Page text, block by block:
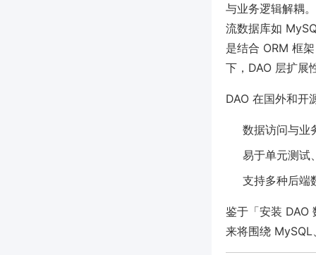
与业务逻辑解耦
流数据库如
是结合 ORM 框
下，DAO 层扩展
DAO 在国外和开
数据访问与业
易于单元测试
支持多种后端
鉴于「安装 DAO
来将围绕